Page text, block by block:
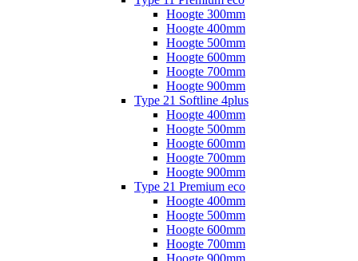
Hoogte 300mm
Hoogte 400mm
Hoogte 500mm
Hoogte 600mm
Hoogte 700mm
Hoogte 900mm
Type 21 Softline 4plus
Hoogte 400mm
Hoogte 500mm
Hoogte 600mm
Hoogte 700mm
Hoogte 900mm
Type 21 Premium eco
Hoogte 400mm
Hoogte 500mm
Hoogte 600mm
Hoogte 700mm
Hoogte 900mm